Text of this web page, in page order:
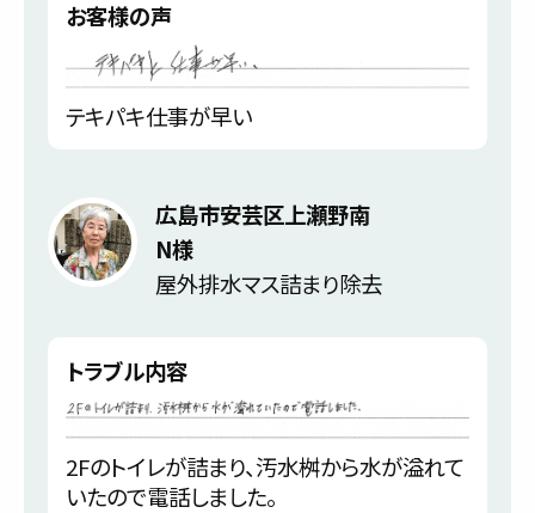
お客様の声
テキパキ仕事が早い
広島市安芸区上瀬野南
N様
屋外排水マス詰まり除去
トラブル内容
2Fのトイレが詰まり、汚水桝から水が溢れて
いたので電話しました。